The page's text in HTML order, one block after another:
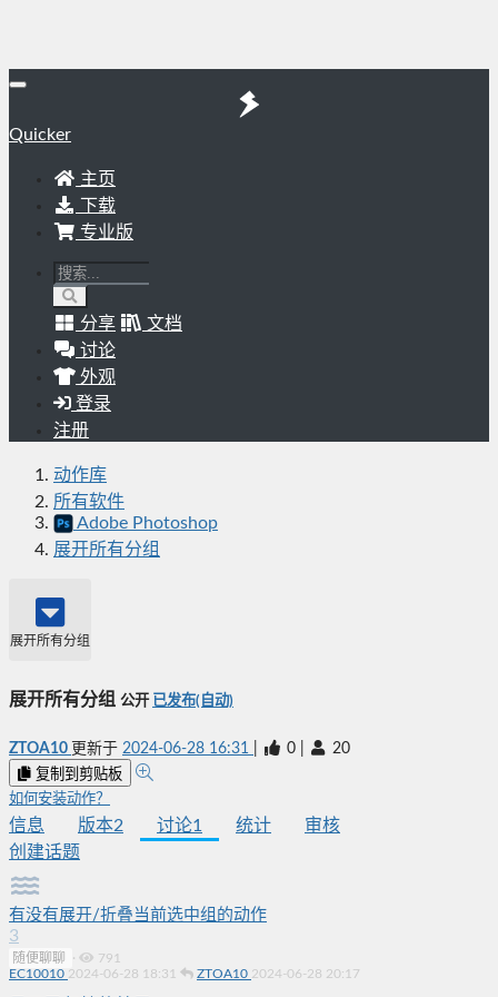
Quicker
主页
下载
专业版
分享
文档
讨论
外观
登录
注册
动作库
所有软件
Adobe Photoshop
展开所有分组
展开所有分组
展开所有分组 公开 已发布(自动)
ZTOA10 更新于 2024-06-28 16:31 0 20
复制到剪贴板
如何安装动作？
信息 版本2 讨论1 统计
审核
创建话题
有没有展开/折叠当前选中组的动作
3
随便聊聊 ·
791
EC10010 2024-06-28 18:31 ZTOA10 2024-06-28 20:17